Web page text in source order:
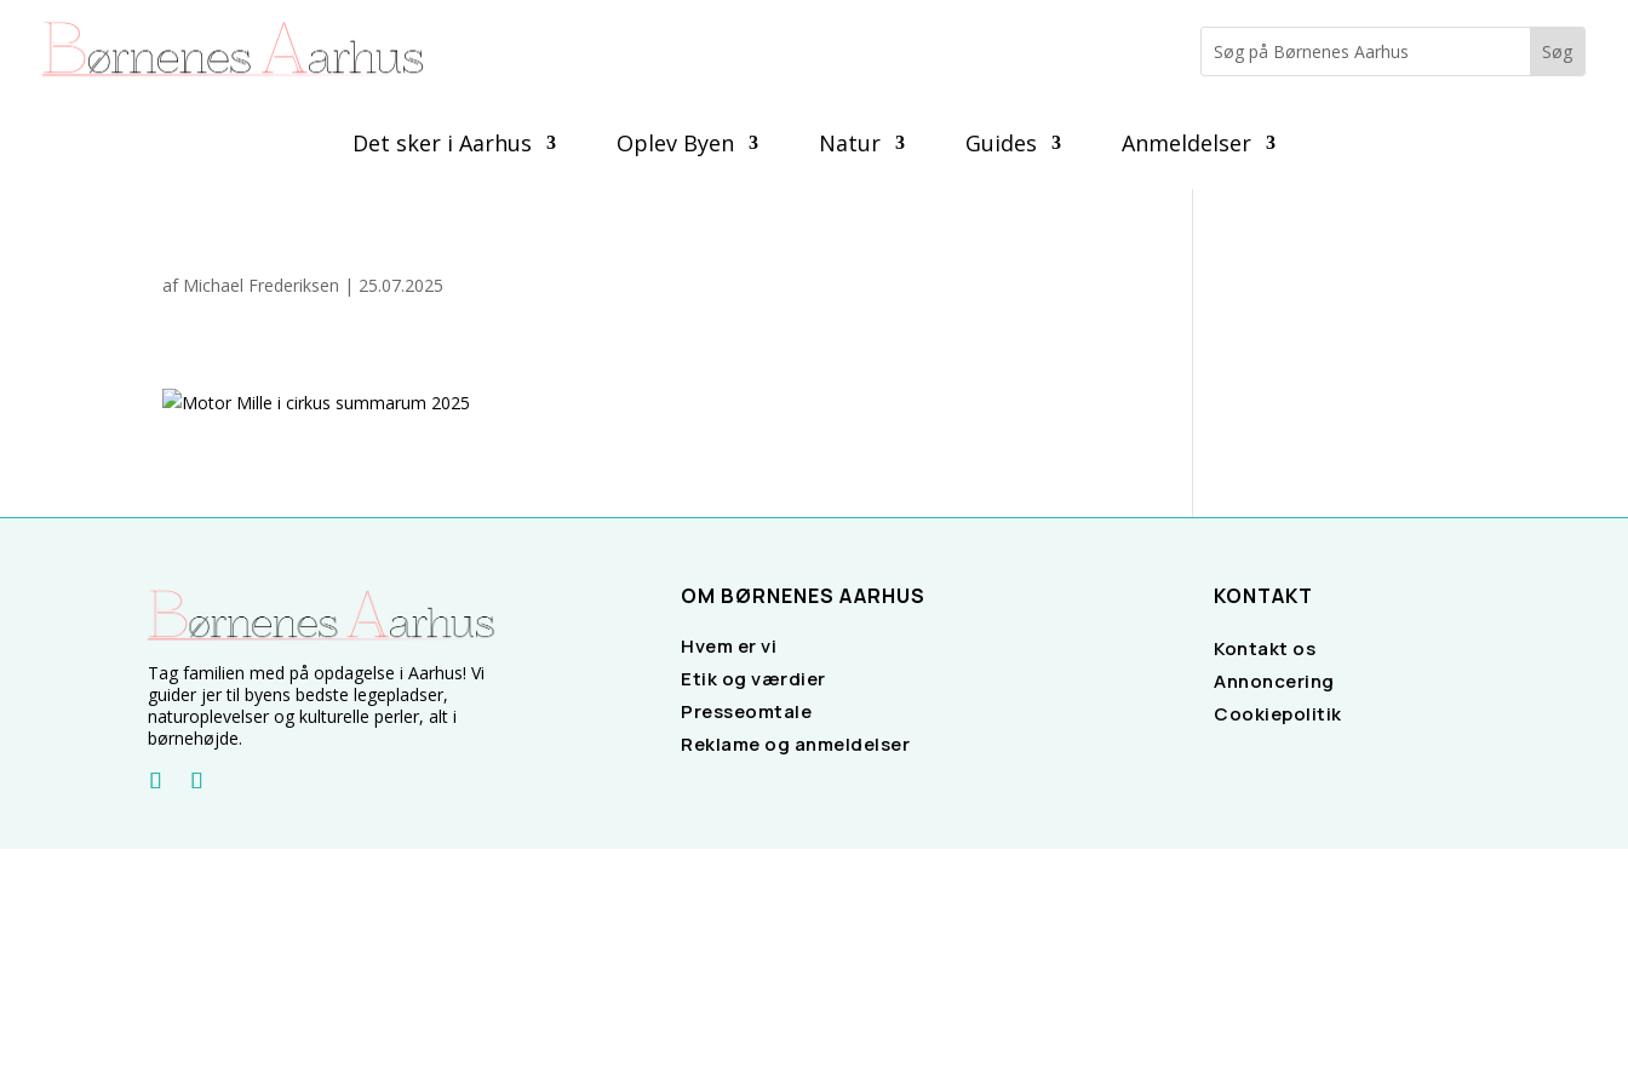
Det sker i Aarhus Oplev Byen Natur Guides Anmeldelser
af Michael Frederiksen | 25.07.2025
Tag familien med på opdagelse i Aarhus! Vi
guider jer til byens bedste legepladser,
naturoplevelser og kulturelle perler, alt i
børnehøjde.
OM BØRNENES AARHUS
Hvem er vi
Etik og værdier
Presseomtale
Reklame og anmeldelser
KONTAKT
Kontakt os
Annoncering
Cookiepolitik